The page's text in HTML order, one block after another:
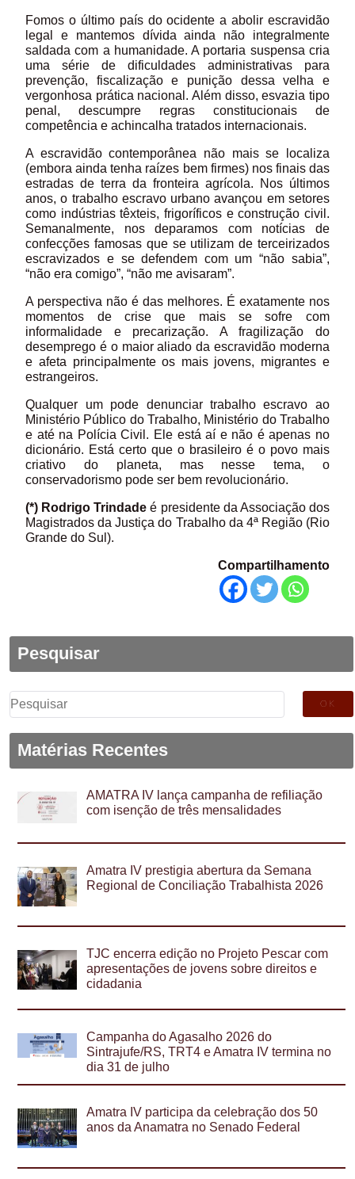
Fomos o último país do ocidente a abolir escravidão
legal e mantemos dívida ainda não integralmente
saldada com a humanidade. A portaria suspensa cria
uma série de dificuldades administrativas para
prevenção, fiscalização e punição dessa velha e
vergonhosa prática nacional. Além disso, esvazia tipo
penal, descumpre regras constitucionais de
competência e achincalha tratados internacionais.
A escravidão contemporânea não mais se localiza
(embora ainda tenha raízes bem firmes) nos finais das
estradas de terra da fronteira agrícola. Nos últimos
anos, o trabalho escravo urbano avançou em setores
como indústrias têxteis, frigoríficos e construção civil.
Semanalmente, nos deparamos com notícias de
confecções famosas que se utilizam de terceirizados
escravizados e se defendem com um “não sabia”,
“não era comigo”, “não me avisaram”.
A perspectiva não é das melhores. É exatamente nos
momentos de crise que mais se sofre com
informalidade e precarização. A fragilização do
desemprego é o maior aliado da escravidão moderna
e afeta principalmente os mais jovens, migrantes e
estrangeiros.
Qualquer um pode denunciar trabalho escravo ao
Ministério Público do Trabalho, Ministério do Trabalho
e até na Polícia Civil. Ele está aí e não é apenas no
dicionário. Está certo que o brasileiro é o povo mais
criativo do planeta, mas nesse tema, o
conservadorismo pode ser bem revolucionário.
(*) Rodrigo Trindade é presidente da Associação dos
Magistrados da Justiça do Trabalho da 4ª Região (Rio
Grande do Sul).
Compartilhamento
Pesquisar
Pesquisar
por:
Matérias Recentes
AMATRA IV lança campanha de refiliação
com isenção de três mensalidades
Amatra IV prestigia abertura da Semana
Regional de Conciliação Trabalhista 2026
TJC encerra edição no Projeto Pescar com
apresentações de jovens sobre direitos e
cidadania
Campanha do Agasalho 2026 do
Sintrajufe/RS, TRT4 e Amatra IV termina no
dia 31 de julho
Amatra IV participa da celebração dos 50
anos da Anamatra no Senado Federal